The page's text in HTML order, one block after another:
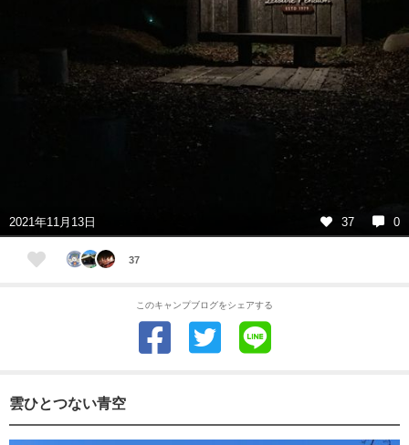
2021年11月13日 37 0
37
このキャンプブログをシェアする
雲ひとつない青空